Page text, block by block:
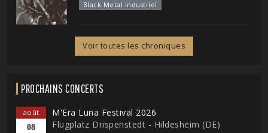
Black Metal Industriel
Voir toutes les chroniques
PROCHAINS CONCERTS
août
08
M'Era Luna Festival 2026
Flugplatz Drispenstedt - Hildesheim (DE)